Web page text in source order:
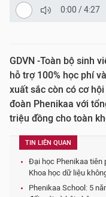
0:00 /4:27
GDVN -Toàn bộ sinh
hỗ trợ 100% học phí
xuất sắc còn có cơ
đoàn Phenikaa với
triệu đồng cho toàn
TIN LIÊN QUAN
Đại học Phenikaa tiên
Khoa học dữ liệu
Phenikaa School: 5